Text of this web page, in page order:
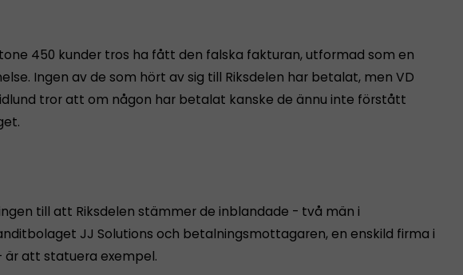
450 kunder tros ha fått den falska fakturan, utformad som en
Ingen av de som hört av sig till Riksdelen har betalat, men VD
tror att om någon har betalat kanske de ännu inte förstått
till att Riksdelen stämmer de inblandade - två män i
JJ Solutions och betalningsmottagaren, en enskild firma i
är att statuera exempel.